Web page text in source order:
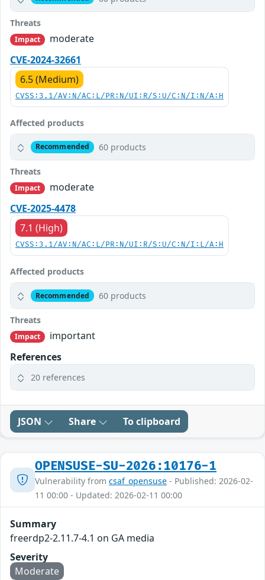
Threats
Impact
moderate
CVE-2024-32661
6.5 (Medium)
CVSS:3.1/AV:N/AC:L/PR:N/UI:R/S:U/C:N/I:N/A:H
Affected products
Recommended 60 products
Threats
Impact
moderate
CVE-2025-4478
7.1 (High)
CVSS:3.1/AV:N/AC:L/PR:N/UI:R/S:U/C:N/I:L/A:H
Affected products
Recommended 60 products
Threats
Impact
important
References
20 references
JSON Share To clipboard
OPENSUSE-SU-2026:10176-1
Vulnerability from csaf_opensuse - Published: 2026-02-
11 00:00 - Updated: 2026-02-11 00:00
Summary
freerdp2-2.11.7-4.1 on GA media
Severity
Moderate